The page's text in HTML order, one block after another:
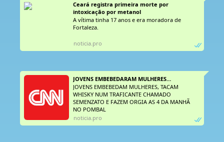
Ceará registra primeira morte por
intoxicação por metanol
A vítima tinha 17 anos e era moradora de
Fortaleza.
noticia.pro
JOVENS EMBEBEDARAM MULHERES…
JOVENS EMBEBEDAM MULHERES, TACAM
WHISKY NUM TRAFICANTE CHAMADO
SEMENZATO E FAZEM ORGIA AS 4 DA MANHÃ
NO POMBAL
noticia.pro